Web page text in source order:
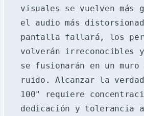
visuales se vuelven más
el audio más
pantalla fallará, los
volverán irreconocibles
se fusionarán en un
ruido. Alcanzar la
100" requiere
dedicación y tolerancia